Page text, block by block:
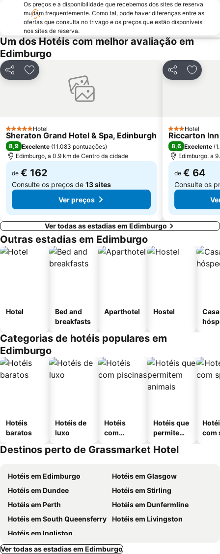
Portobello
Edinburgh Marathon Festival
Edinburgh Dungeon
University of Edinburgh
Rose Street
EICC
Royal Terrace Gardens
Royal Botanic Garden Edinburgh
Ocean Terminal
Davidson's Mains
Os preços e a disponibilidade que recebemos dos sites de reserva
mudam frequentemente. Como tal, pode haver diferenças entre as
ofertas que consulta no trivago e os preços que estão disponíveis
nos sites de reserva.
Um dos Hotéis com melhor avaliação em
Edimburgo
PartilharAdicionar aos favoritos
5 EstrelasHotel
Sheraton Grand Hotel & Spa, Edinburgh
8,9 Excelente (11.083 pontuações)
Edimburgo, a 0.9 km de Centro da cidade
de € 162
Consulte os preços de 13 sites
Ver preços
Partilhar
3 Estrelas
Hotel
Riccarton Inn
8,6 Excelente (
Edimburgo, a
de € 64
Consulte os
Ver todas as estadias em Edimburgo
Outras estadias em Edimburgo
Hotel
Bed and
breakfasts
Aparthotel Hostel
Categorias de hotéis populares em
Edimburgo
Hotéis
baratos
Hotéis de
luxo
Hotéis
com
Hotéis que
permitem
com
Destinos perto de Grassmarket Hotel
Hotéis em Edimburgo
Hotéis em Glasgow
Hotéis em Dundee
Hotéis em Stirling
Hotéis em Perth
Hotéis em Dunfermline
Hotéis em South Queensferry
Hotéis em Livingston
Hotéis em Ingliston
Ver todas as estadias em Edimburgo